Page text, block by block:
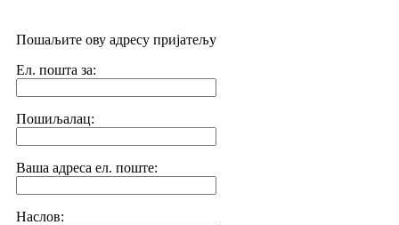
Пошаљите ову адресу пријатељу
Ел. пошта за:
Пошиљалац:
Ваша адреса ел. поште:
Наслов: